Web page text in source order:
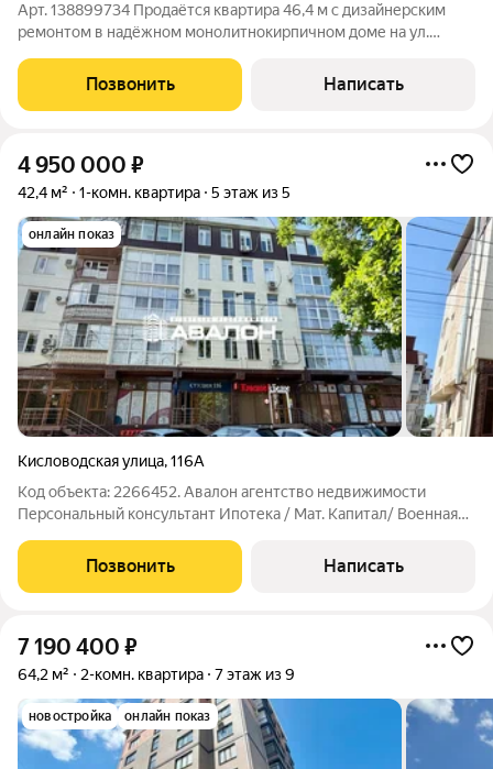
Арт. 138899734 Продаётся квартира 46,4 м с дизайнерским
ремонтом в надёжном монолитнокирпичном доме на ул.
и живи! В квартире уже есть всё необходимое: кухня,
кондиционер, холодильник и
Позвонить Написать
4 950 000 ₽
42,4 м² 1-комн. квартира 5 этаж из 5
онлайн показ
Кисловодская улица,116А
Код объекта: 2266452. Авалон агентство недвижимости
Персональный консультант Ипотека / Мат. Капитал/ Военная
отоплением в кирпичном доме. Театральная площадь и
городской парк в 15 минутах ходьбы.
Позвонить Написать
7 190 400 ₽
64,2 м² 2-комн. квартира 7 этаж из 9
новостройка онлайн показ